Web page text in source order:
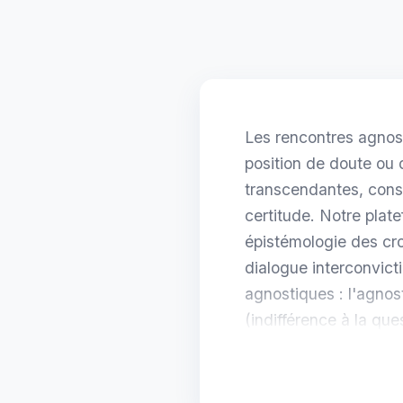
Les rencontres
position de doute ou
transcendantes,
certitude. Notre
épistémologie des
dialogue
agnostiques :
(indifférence à la